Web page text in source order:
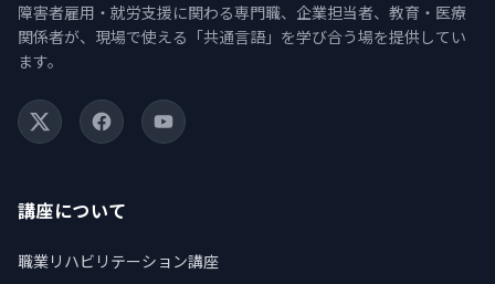
障害者雇用・就労支援に関わる専門職、企業担当者、教育・医療
関係者が、現場で使える「共通言語」を学び合う場を提供してい
ます。
X (Twitter)FacebookYouTube
講座について
職業リハビリテーション講座